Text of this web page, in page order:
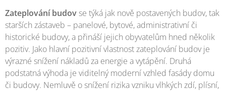
Zateplování budov se týká jak nově postavených budov, tak
starších zástaveb – panelové, bytové, administrativní či
historické budovy, a přináší jejich obyvatelům hned několik
pozitiv. Jako hlavní pozitivní vlastnost zateplování budov je
výrazné snížení nákladů za energie a vytápění. Druhá
podstatná výhoda je viditelný moderní vzhled fasády domu
či budovy. Nemluvě o snížení rizika vzniku vlhkých zdí, plísní,